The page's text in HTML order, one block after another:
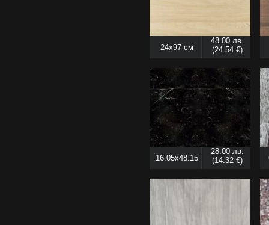
24x97 см
48.00 лв.
(24.54 €)
16.05x48.15
см
28.00 лв.
(14.32 €)